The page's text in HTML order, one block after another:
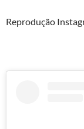
Reprodução